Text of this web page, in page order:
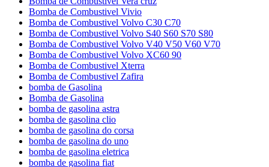
Bomba de Combustivel Vivio
Bomba de Combustivel Volvo C30 C70
Bomba de Combustivel Volvo S40 S60 S70 S80
Bomba de Combustivel Volvo V40 V50 V60 V70
Bomba de Combustivel Volvo XC60 90
Bomba de Combustivel Xterra
Bomba de Combustivel Zafira
bomba de Gasolina
Bomba de Gasolina
bomba de gasolina astra
bomba de gasolina clio
bomba de gasolina do corsa
bomba de gasolina do uno
bomba de gasolina eletrica
bomba de gasolina fiat